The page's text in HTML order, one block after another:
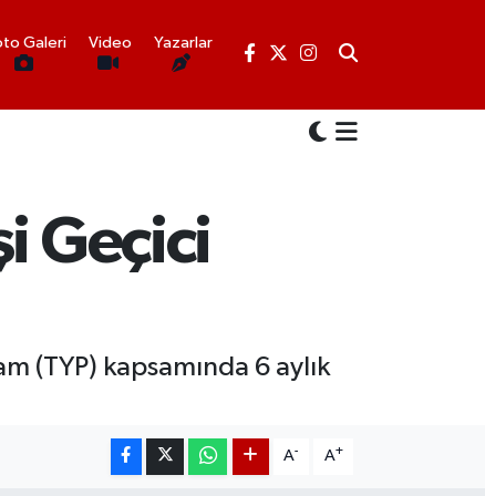
Galeri Video Yazarlar
Geçici
(TYP) kapsamında 6 aylık
A- A+